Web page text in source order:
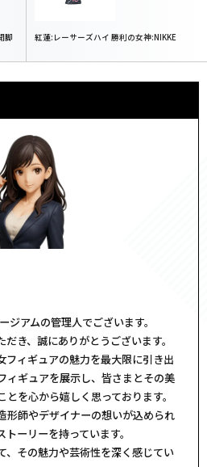
脚
紅蓮:レーサーズハイ 勝利の女神:NIKKE
アムの管理人でございます。
き、誠にありがとうございます。
フィギュアの魅力を最大限に引き出
ィギュアを展示し、皆さまとその美
を心から嬉しく思っております。
形師やデザイナーの想いが込められ
ーリーを持っています。
、その魅力や芸術性を深く感じてい